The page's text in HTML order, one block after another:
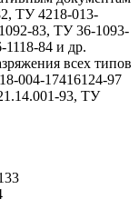
ТУ 4218-013-
83, ТУ 36-1093-
84 и др.
всех типов
004-17416124-97
93, ТУ